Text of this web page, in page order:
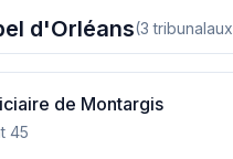
d'Orléans(3 tribunalaux
de Montargis
45